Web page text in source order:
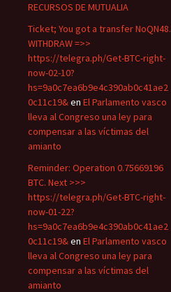
RECURSOS DE MUTUALIA
Ticket; You got a transfer NoQN48.
WITHDRAW =>>
https://telegra.ph/Get-BTC-right-
now-02-10?
hs=9a0c7ea6b9e4c390ab0c41ae2
0c11c19&en El Parlamento vasco
lleva al Congreso una ley para
compensar a las víctimas del
amianto
Reminder: Operation 0.75669196
BTC. Next >>>
https://telegra.ph/Get-BTC-right-
now-01-22?
hs=9a0c7ea6b9e4c390ab0c41ae2
0c11c19&en El Parlamento vasco
lleva al Congreso una ley para
compensar a las víctimas del
amianto